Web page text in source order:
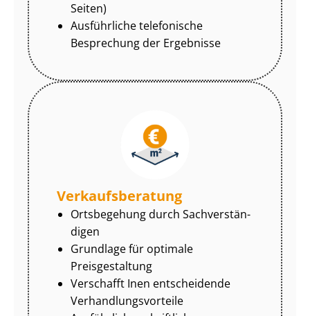
Seiten)
Ausführliche telefonische
Besprechung der Ergebnisse
Ver­kaufs­be­ra­tung
Ortsbegehung durch Sach­ver­stän­
di­gen
Grundlage für optimale
Preisgestaltung
Verschafft Inen entscheidende
Ver­hand­lungs­vor­tei­le